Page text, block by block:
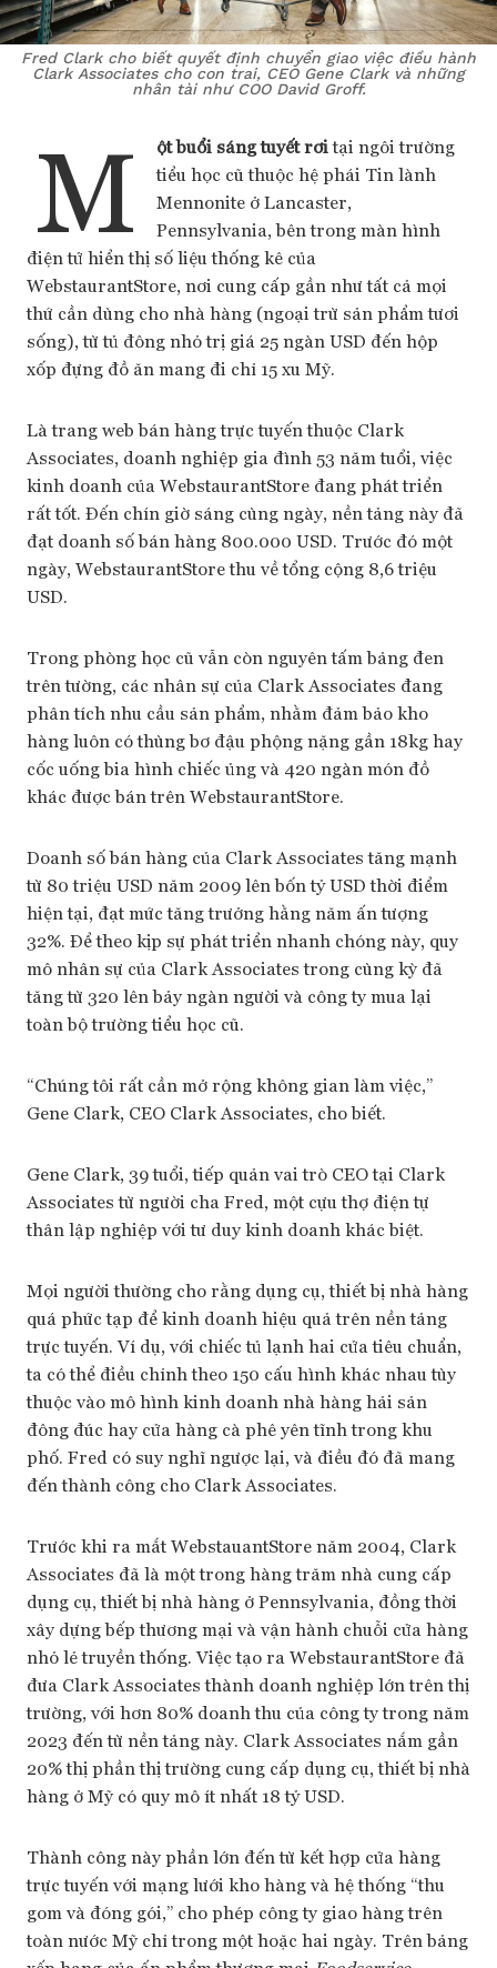
Fred Clark cho biết quyết định chuyển giao việc điều hành
Clark Associates cho con trai, CEO Gene Clark và những
nhân tài như COO David Groff.
M ột buổi sáng tuyết rơitại ngôi trường
tiểu học cũ thuộc hệ phái Tin lành
Mennonite ở Lancaster,
Pennsylvania, bên trong màn hình
điện tử hiển thị số liệu thống kê của
WebstaurantStore, nơi cung cấp gần như tất cả mọi
thứ cần dùng cho nhà hàng (ngoại trừ sản phẩm tươi
sống), từ tủ đông nhỏ trị giá 25 ngàn USD đến hộp
xốp đựng đồ ăn mang đi chỉ 15 xu Mỹ.
Là trang web bán hàng trực tuyến thuộc Clark
Associates, doanh nghiệp gia đình 53 năm tuổi, việc
kinh doanh của WebstaurantStore đang phát triển
rất tốt. Đến chín giờ sáng cùng ngày, nền tảng này đã
đạt doanh số bán hàng 800.000 USD. Trước đó một
ngày, WebstaurantStore thu về tổng cộng 8,6 triệu
USD.
Trong phòng học cũ vẫn còn nguyên tấm bảng đen
trên tường, các nhân sự của Clark Associates đang
phân tích nhu cầu sản phẩm, nhằm đảm bảo kho
hàng luôn có thùng bơ đậu phộng nặng gần 18kg hay
cốc uống bia hình chiếc ủng và 420 ngàn món đồ
khác được bán trên WebstaurantStore.
Doanh số bán hàng của Clark Associates tăng mạnh
từ 80 triệu USD năm 2009 lên bốn tỷ USD thời điểm
hiện tại, đạt mức tăng trưởng hằng năm ấn tượng
32%. Để theo kịp sự phát triển nhanh chóng này, quy
mô nhân sự của Clark Associates trong cùng kỳ đã
tăng từ 320 lên bảy ngàn người và công ty mua lại
toàn bộ trường tiểu học cũ.
“Chúng tôi rất cần mở rộng không gian làm việc,”
Gene Clark, CEO Clark Associates, cho biết.
Gene Clark, 39 tuổi, tiếp quản vai trò CEO tại Clark
Associates từ người cha Fred, một cựu thợ điện tự
thân lập nghiệp với tư duy kinh doanh khác biệt.
Mọi người thường cho rằng dụng cụ, thiết bị nhà hàng
quá phức tạp để kinh doanh hiệu quả trên nền tảng
trực tuyến. Ví dụ, với chiếc tủ lạnh hai cửa tiêu chuẩn,
ta có thể điều chỉnh theo 150 cấu hình khác nhau tùy
thuộc vào mô hình kinh doanh nhà hàng hải sản
đông đúc hay cửa hàng cà phê yên tĩnh trong khu
phố. Fred có suy nghĩ ngược lại, và điều đó đã mang
đến thành công cho Clark Associates.
Trước khi ra mắt WebstauantStore năm 2004, Clark
Associates đã là một trong hàng trăm nhà cung cấp
dụng cụ, thiết bị nhà hàng ở Pennsylvania, đồng thời
xây dựng bếp thương mại và vận hành chuỗi cửa hàng
nhỏ lẻ truyền thống. Việc tạo ra WebstaurantStore đã
đưa Clark Associates thành doanh nghiệp lớn trên thị
trường, với hơn 80% doanh thu của công ty trong năm
2023 đến từ nền tảng này. Clark Associates nắm gần
20% thị phần thị trường cung cấp dụng cụ, thiết bị nhà
hàng ở Mỹ có quy mô ít nhất 18 tỷ USD.
Thành công này phần lớn đến từ kết hợp cửa hàng
trực tuyến với mạng lưới kho hàng và hệ thống “thu
gom và đóng gói,” cho phép công ty giao hàng trên
toàn nước Mỹ chỉ trong một hoặc hai ngày. Trên bảng